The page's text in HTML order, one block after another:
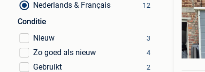
Nederlands & Français 12
Conditie
Nieuw
3
Zo goed als nieuw 4
Gebruikt 2